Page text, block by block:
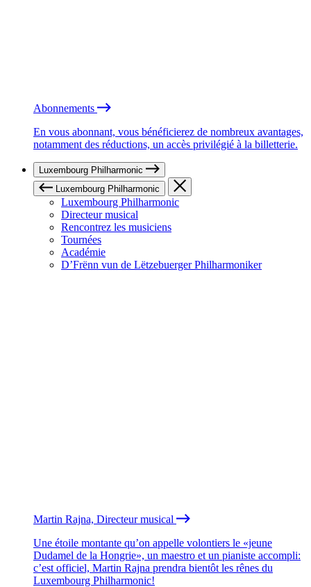
Abonnements
En vous abonnant, vous bénéficierez de nombreux avantages,
notamment des réductions, un accès privilégié à la billetterie.
Luxembourg Philharmonic
Luxembourg Philharmonic
Luxembourg Philharmonic
Directeur musical
Rencontrez les musiciens
Tournées
Académie
D’Frënn vun de Lëtzebuerger Philharmoniker
Martin Rajna, Directeur musical
Une étoile montante qu’on appelle volontiers le «jeune
Dudamel de la Hongrie», un maestro et un pianiste accompli:
c’est officiel, Martin Rajna prendra bientôt les rênes du
Luxembourg Philharmonic!